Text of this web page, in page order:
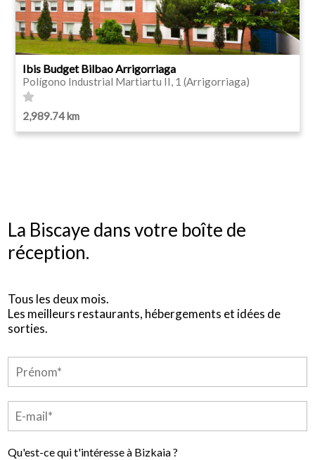
Ibis Budget Bilbao Arrigorriaga
Polígono Industrial Martiartu II, 1 (Arrigorriaga)
2,989.74 km
La Biscaye dans votre boîte de
réception.
Tous les deux mois.
Les meilleurs restaurants, hébergements et idées de
sorties.
Qu'est-ce qui t'intéresse à Bizkaia ?